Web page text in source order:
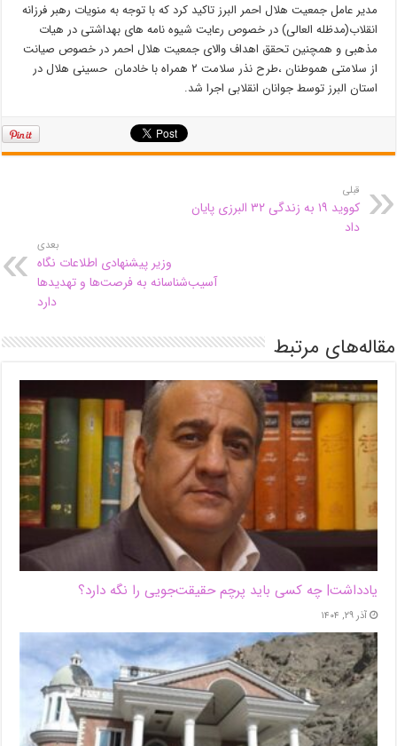
مدیر عامل جمعیت هلال احمر البرز تاکید کرد که با توجه به منویات رهبر فرزانه
انقلاب(مدظله العالی) در خصوص رعایت شیوه نامه های بهداشتی در هیات
مذهبی و همچنین تحقق اهداف والای جمعیت هلال احمر در خصوص صیانت
از سلامتی هموطنان ،طرح نذر سلامت ۲ همراه با خادمان حسینی هلال در
استان البرز توسط جوانان انقلابی اجرا شد.
قبلی
کووید ۱۹ به زندگی ۳۲ البرزی پایان
داد
بعدی
وزیر پیشنهادی اطلاعات نگاه
آسیب‌شناسانه به فرصت‌ها و تهدیدها
دارد
مقاله‌های مرتبط
یادداشت| ‌چه کسی باید پرچم حقیقت‌جویی را نگه دارد؟
آذر ۲۹, ۱۴۰۴